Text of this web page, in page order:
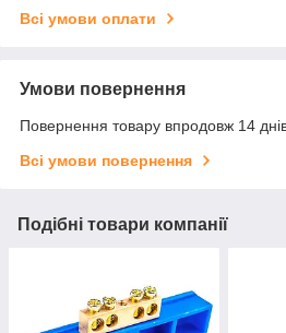
Всі умови оплати
Умови повернення
Повернення товару впродовж 14
Всі умови повернення
Подібні товари компанії